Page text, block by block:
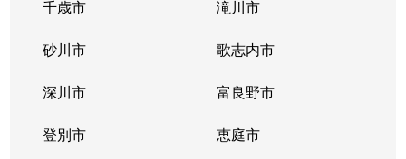
千歳市 滝川市
砂川市 歌志内市
深川市 富良野市
登別市 恵庭市